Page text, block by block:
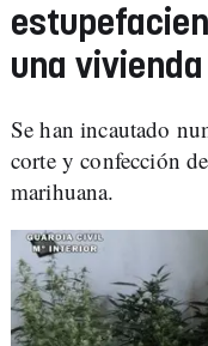
una vivienda
Se han incautado
corte y confección
marihuana.